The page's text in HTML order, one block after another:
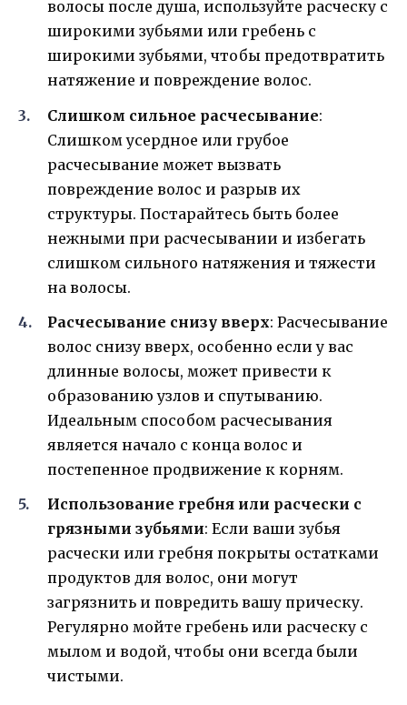
волосы после душа, используйте расческу с
широкими зубьями или гребень с
широкими зубьями, чтобы предотвратить
натяжение и повреждение волос.
Слишком сильное расчесывание:
Слишком усердное или грубое
расчесывание может вызвать
повреждение волос и разрыв их
структуры. Постарайтесь быть более
нежными при расчесывании и избегать
слишком сильного натяжения и тяжести
на волосы.
Расчесывание снизу вверх: Расчесывание
волос снизу вверх, особенно если у вас
длинные волосы, может привести к
образованию узлов и спутыванию.
Идеальным способом расчесывания
является начало с конца волос и
постепенное продвижение к корням.
Использование гребня или расчески с
грязными зубьями: Если ваши зубья
расчески или гребня покрыты остатками
продуктов для волос, они могут
загрязнить и повредить вашу прическу.
Регулярно мойте гребень или расческу с
мылом и водой, чтобы они всегда были
чистыми.